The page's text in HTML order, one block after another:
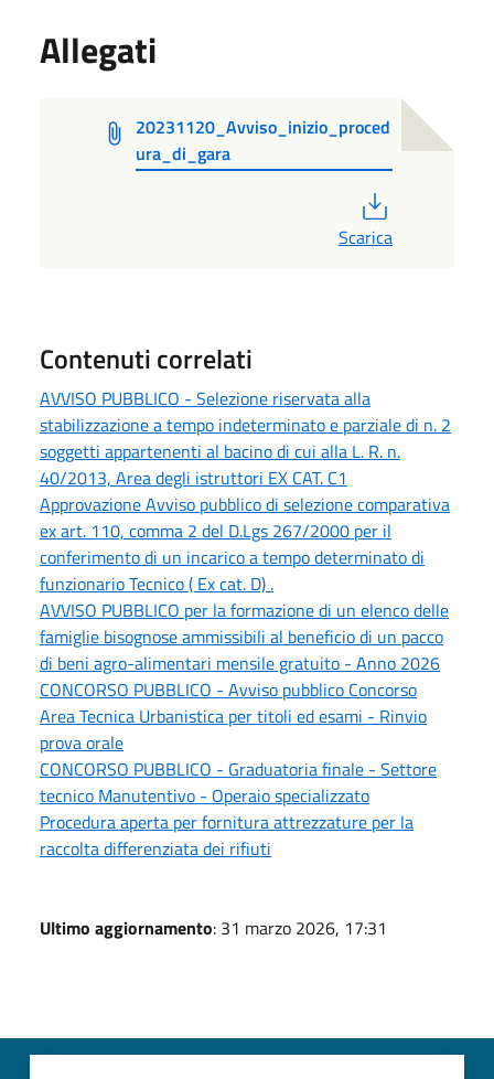
Allegati
20231120_Avviso_inizio_proced
ura_di_gara
Scarica
Contenuti correlati
AVVISO PUBBLICO - Selezione riservata alla
stabilizzazione a tempo indeterminato e parziale di n. 2
soggetti appartenenti al bacino di cui alla L. R. n.
40/2013, Area degli istruttori EX CAT. C1
Approvazione Avviso pubblico di selezione comparativa
ex art. 110, comma 2 del D.Lgs 267/2000 per il
conferimento di un incarico a tempo determinato di
funzionario Tecnico ( Ex cat. D) .
AVVISO PUBBLICO per la formazione di un elenco delle
famiglie bisognose ammissibili al beneficio di un pacco
di beni agro-alimentari mensile gratuito - Anno 2026
CONCORSO PUBBLICO - Avviso pubblico Concorso
Area Tecnica Urbanistica per titoli ed esami - Rinvio
prova orale
CONCORSO PUBBLICO - Graduatoria finale - Settore
tecnico Manutentivo - Operaio specializzato
Procedura aperta per fornitura attrezzature per la
raccolta differenziata dei rifiuti
Ultimo aggiornamento: 31 marzo 2026, 17:31